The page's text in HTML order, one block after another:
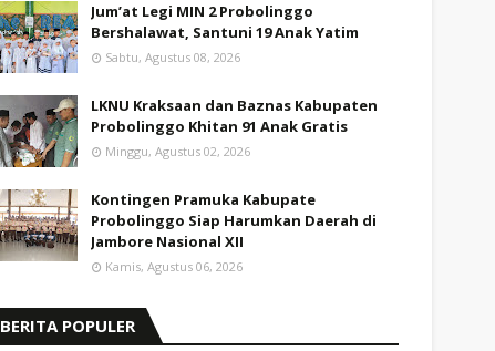
Jum’at Legi MIN 2 Probolinggo
Bershalawat, Santuni 19 Anak Yatim
Sabtu, Agustus 08, 2026
LKNU Kraksaan dan Baznas Kabupaten
Probolinggo Khitan 91 Anak Gratis
Minggu, Agustus 02, 2026
Kontingen Pramuka Kabupate
Probolinggo Siap Harumkan Daerah di
Jambore Nasional XII
Kamis, Agustus 06, 2026
BERITA POPULER